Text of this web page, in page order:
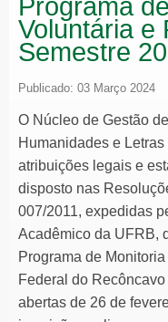
Programa
Voluntária e
Semestre
Publicado: 03 Março 2024
O Núcleo de Gestão
Humanidades e
atribuições legais e
disposto nas
007/2011, expedidas
Acadêmico da UFRB,
Programa de
Federal do
abertas de 26 de